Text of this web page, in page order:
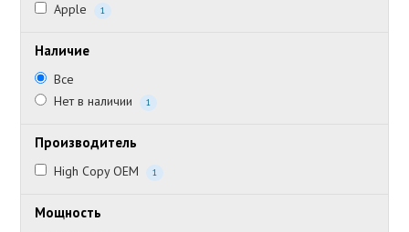
Apple 1
Наличие
Все
Нет в наличии
1
Производитель
High Copy OEM 1
Мощность